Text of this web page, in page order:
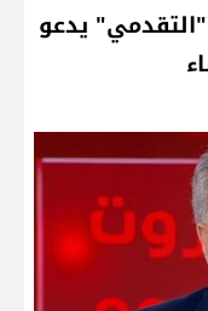
"التقدمي" يدعو